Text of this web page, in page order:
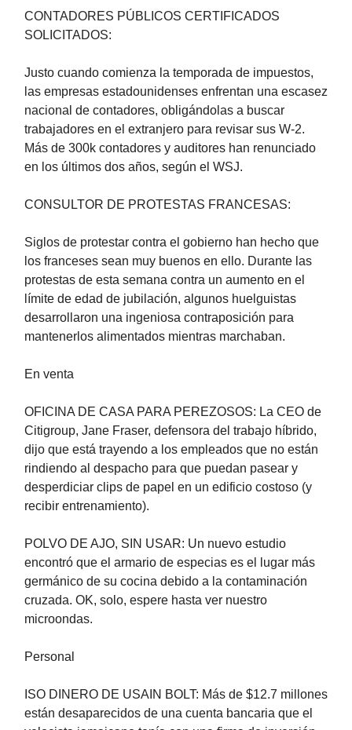
CONTADORES PÚBLICOS CERTIFICADOS
SOLICITADOS:
Justo cuando comienza la temporada de impuestos,
las empresas estadounidenses enfrentan una escasez
nacional de contadores, obligándolas a buscar
trabajadores en el extranjero para revisar sus W-2.
Más de 300k contadores y auditores han renunciado
en los últimos dos años, según el WSJ.
CONSULTOR DE PROTESTAS FRANCESAS:
Siglos de protestar contra el gobierno han hecho que
los franceses sean muy buenos en ello. Durante las
protestas de esta semana contra un aumento en el
límite de edad de jubilación, algunos huelguistas
desarrollaron una ingeniosa contraposición para
mantenerlos alimentados mientras marchaban.
En venta
OFICINA DE CASA PARA PEREZOSOS: La CEO de
Citigroup, Jane Fraser, defensora del trabajo híbrido,
dijo que está trayendo a los empleados que no están
rindiendo al despacho para que puedan pasear y
desperdiciar clips de papel en un edificio costoso (y
recibir entrenamiento).
POLVO DE AJO, SIN USAR: Un nuevo estudio
encontró que el armario de especias es el lugar más
germánico de su cocina debido a la contaminación
cruzada. OK, solo, espere hasta ver nuestro
microondas.
Personal
ISO DINERO DE USAIN BOLT: Más de $12.7 millones
están desaparecidos de una cuenta bancaria que el